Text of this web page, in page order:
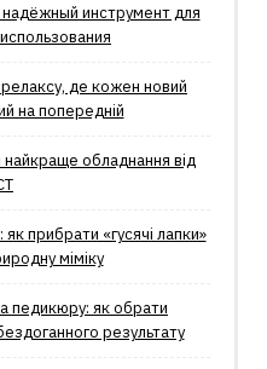
инструмент для
де кожен новий
на попередній
найкраще обладнання від
прибрати «гусячі лапки»
міміку
педикюру: як обрати
результату